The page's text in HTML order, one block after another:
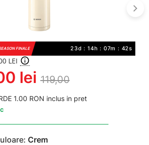
FINALE 23d : 14h : 07m : 42s
LEI
lei 119,00
1.00 RON inclus in pret
Crem